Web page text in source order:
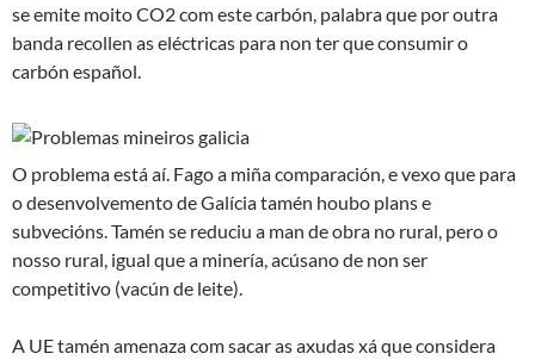
se emite moito CO2 com este carbón, palabra que por outra
banda recollen as eléctricas para non ter que consumir o
carbón español.
O problema está aí. Fago a miña comparación, e vexo que para
o desenvolvemento de Galícia tamén houbo plans e
subvecións. Tamén se reduciu a man de obra no rural, pero o
nosso rural, igual que a minería, acúsano de non ser
competitivo (vacún de leite).
A UE tamén amenaza com sacar as axudas xá que considera